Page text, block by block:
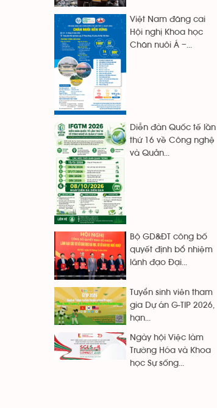
Việt Nam đăng cai
Hội nghị Khoa học
Chăn nuôi Á –...
Diễn đàn Quốc tế lần
thứ 16 về Công nghệ
và Quản...
Bộ GD&ĐT công bố
quyết định bổ nhiệm
lãnh đạo Đại...
Tuyển sinh viên tham
gia Dự án G-TIP 2026,
hạn...
Ngày hội Việc làm
Trường Hóa và Khoa
học Sự sống...